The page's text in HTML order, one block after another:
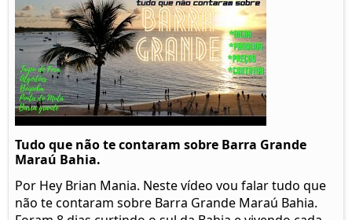
Tudo que não te contaram sobre Barra Grande
Maraú Bahia.
Por Hey Brian Mania. Neste vídeo vou falar tudo que
não te contaram sobre Barra Grande Maraú Bahia.